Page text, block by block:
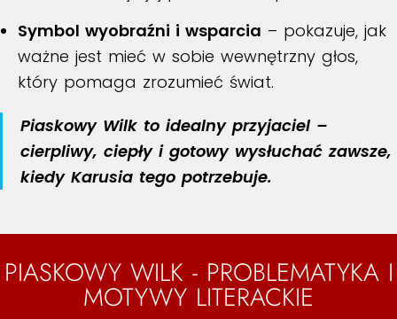
Symbol wyobraźni i wsparcia – pokazuje, jak
ważne jest mieć w sobie wewnętrzny głos,
który pomaga zrozumieć świat.
Piaskowy Wilk to idealny przyjaciel –
cierpliwy, ciepły i gotowy wysłuchać zawsze,
kiedy Karusia tego potrzebuje.
PIASKOWY WILK - PROBLEMATYKA I
MOTYWY LITERACKIE